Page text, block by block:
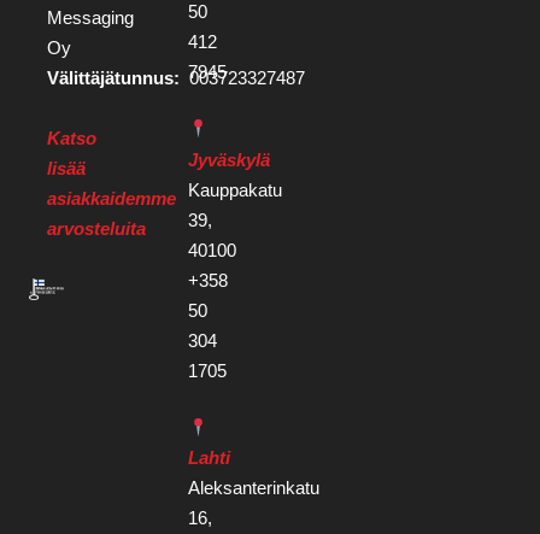
Messaging
Oy
Välittäjätunnus: 003723327487
Katso
lisää
asiakkaidemme
arvosteluita
50
412
7945
Jyväskylä
Kauppakatu
39,
40100
+358
50
304
1705
Lahti
Aleksanterinkatu
16,